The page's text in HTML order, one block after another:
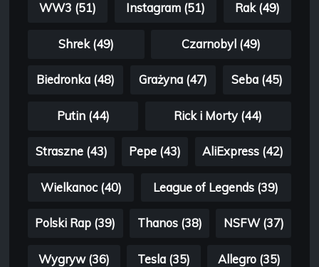
WW3 (51) Instagram (51) Rak (49)
Shrek (49) Czarnobyl (49)
Biedronka (48) Grażyna (47) Seba (45)
Putin (44) Rick i Morty (44)
Straszne (43) Pepe (43) AliExpress (42)
Wielkanoc (40) League of Legends (39)
Polski Rap (39) Thanos (38) NSFW (37)
Wygryw (36) Tesla (35) Allegro (35)